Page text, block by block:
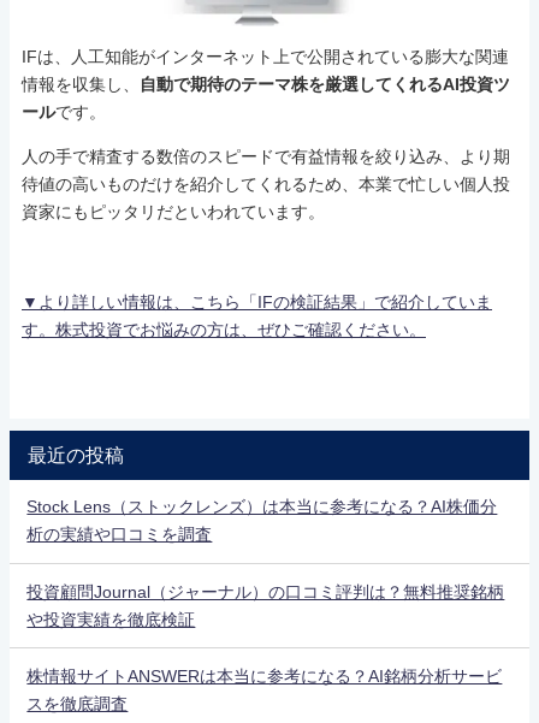
IFは、人工知能がインターネット上で公開されている膨大な関連
情報を収集し、
自動で期待のテーマ株を厳選してくれるAI投資ツ
ールです。
人の手で精査する数倍のスピードで有益情報を絞り込み、より期
待値の高いものだけを紹介してくれるため、本業で忙しい個人投
資家にもピッタリだといわれています。
▼より詳しい情報は、こちら「IFの検証結果」で紹介していま
す。株式投資でお悩みの方は、ぜひご確認ください。
最近の投稿
Stock Lens（ストックレンズ）は本当に参考になる？AI株価分
析の実績や口コミを調査
投資顧問Journal（ジャーナル）の口コミ評判は？無料推奨銘柄
や投資実績を徹底検証
株情報サイトANSWERは本当に参考になる？AI銘柄分析サービ
スを徹底調査